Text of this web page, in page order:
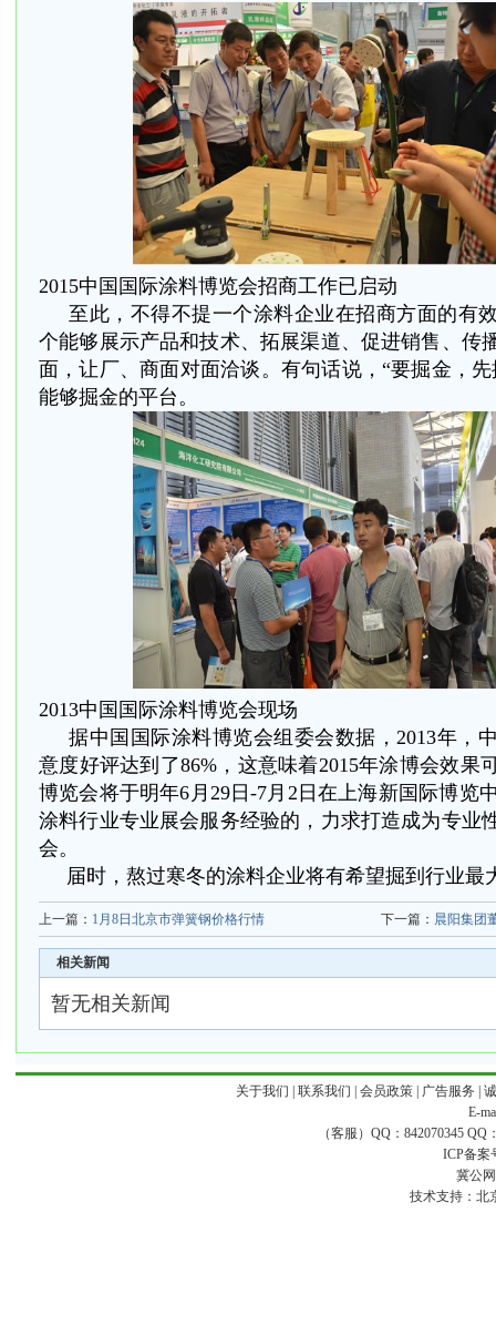
2015中国国际涂料博览会招商工作已启动
至此，不得不提一个涂料企业在招商方面的
个能够展示产品和技术、拓展渠道、促进销售、传
面，让厂、商面对面洽谈。有句话说，“要掘金，
能够掘金的平台。
2013中国国际涂料博览会现场
据中国国际涂料博览会组委会数据，2013年，
意度好评达到了86%，这意味着2015年涂博会效果
博览会将于明年6月29日-7月2日在上海新国际博览
涂料行业专业展会服务经验的，力求打造成为专业
会。
届时，熬过寒冬的涂料企业将有希望掘到行业最
上一篇： 1月8日北京市弹簧钢价格行情 下一篇： 晨阳集团
相关新闻
暂无相关新闻
关于我们 联系我们 会员政策| 广告服务
E-
（客服）QQ：842070345 QQ
ICP备案
冀公
技术支持： 北